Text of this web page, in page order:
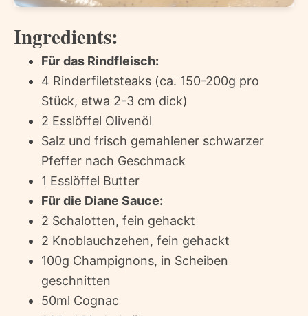
Ingredients:
Für das Rindfleisch:
4 Rinderfiletsteaks (ca. 150-200g pro
Stück, etwa 2-3 cm dick)
2 Esslöffel Olivenöl
Salz und frisch gemahlener schwarzer
Pfeffer nach Geschmack
1 Esslöffel Butter
Für die Diane Sauce:
2 Schalotten, fein gehackt
2 Knoblauchzehen, fein gehackt
100g Champignons, in Scheiben
geschnitten
50ml Cognac